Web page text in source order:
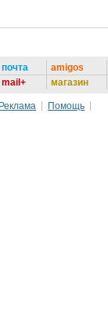
почта
mail+
amigos
магазин
Реклама
Помощь